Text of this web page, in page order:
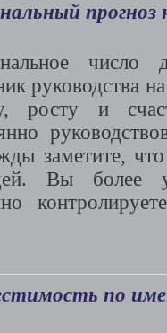
прогноз
руководства
росту и
заметите,
Вы более
по